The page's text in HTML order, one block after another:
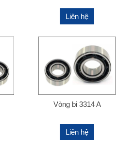
Liên hệ
Vòng bi 3314 A
Liên hệ